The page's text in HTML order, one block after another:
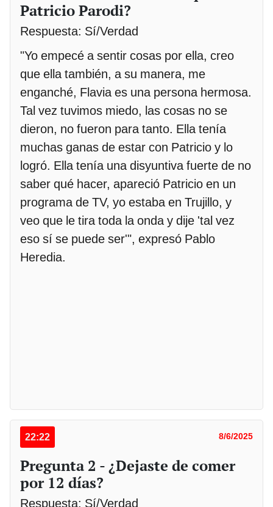
Patricio Parodi?
Respuesta: Sí/Verdad
"Yo empecé a sentir cosas por ella, creo
que ella también, a su manera, me
enganché, Flavia es una persona hermosa.
Tal vez tuvimos miedo, las cosas no se
dieron, no fueron para tanto. Ella tenía
muchas ganas de estar con Patricio y lo
logró. Ella tenía una disyuntiva fuerte de no
saber qué hacer, apareció Patricio en un
programa de TV, yo estaba en Trujillo, y
veo que le tira toda la onda y dije 'tal vez
eso sí se puede ser'", expresó Pablo
Heredia.
22:22 8/6/2025
Pregunta 2 - ¿Dejaste de comer
por 12 días?
Respuesta: Sí/Verdad